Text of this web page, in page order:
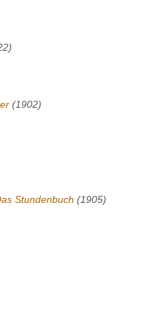
(1902)
Stundenbuch (1905)